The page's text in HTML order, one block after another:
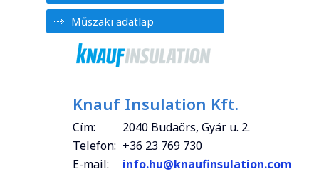
Műszaki adatlap
Knauf Insulation Kft.
Cím:
2040 Budaörs, Gyár u. 2.
Telefon: +36 23 769 730
E-mail:
info.hu@knaufinsulation.com